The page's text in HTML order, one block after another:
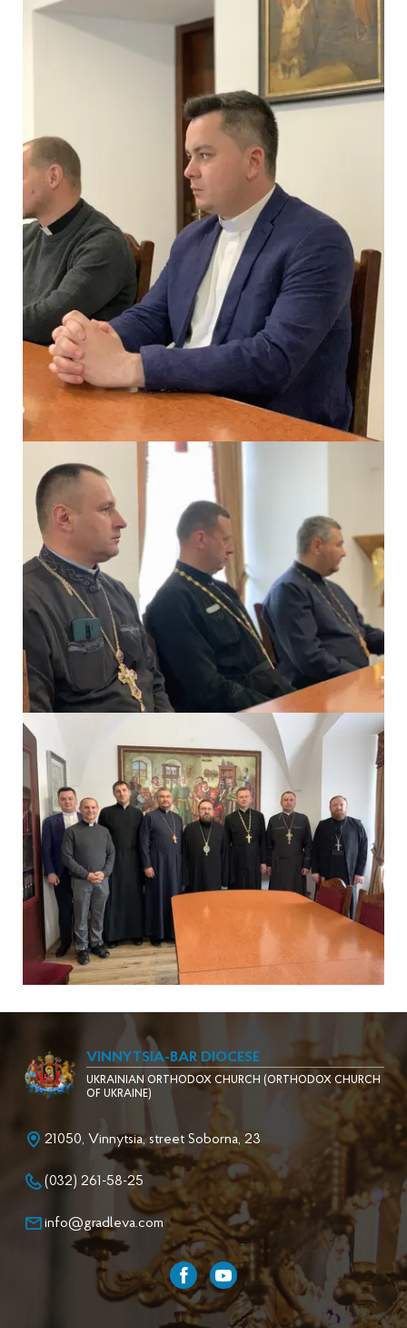
VINNYTSIA-BAR DIOCESE
UKRAINIAN ORTHODOX CHURCH (ORTHODOX CHURCH
OF UKRAINE)
21050, Vinnytsia, street Soborna, 23
(032) 261-58-25
info@gradleva.com